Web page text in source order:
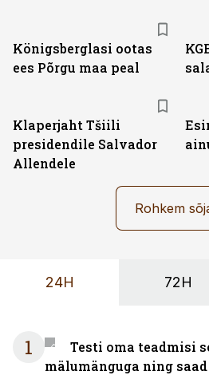
Königsberglasi ootas
ees Põrgu maa peal
Klaperjaht Tšiili
presidendile Salvador
Allendele
Rohkem
24H 72H
1
Testi oma teadmisi
mälumänguga ning